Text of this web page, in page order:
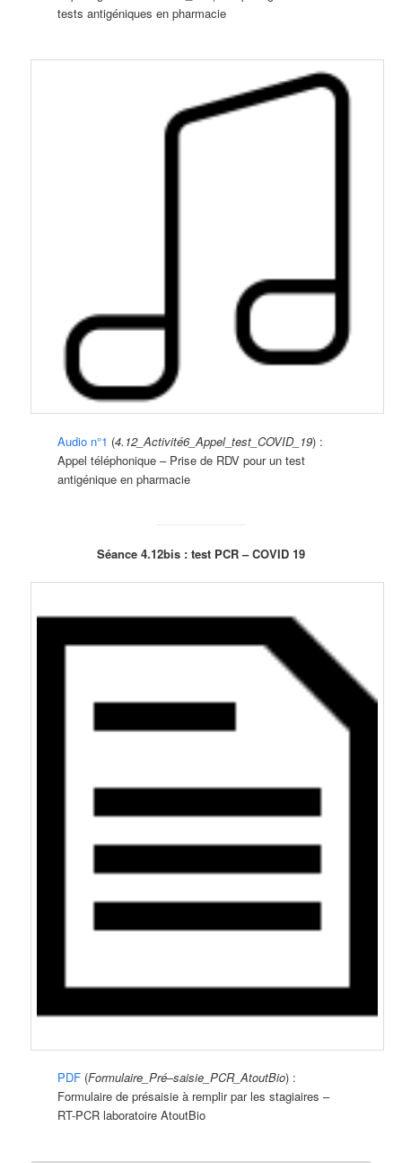
tests antigéniques en pharmacie
Audio n°1 (4.12_Activité6_Appel_test_COVID_19) :
Appel téléphonique – Prise de RDV pour un test
antigénique en pharmacie
Séance 4.12bis : test PCR – COVID 19
PDF (Formulaire_Pré–saisie_PCR_AtoutBio) :
Formulaire de présaisie à remplir par les stagiaires –
RT-PCR laboratoire AtoutBio